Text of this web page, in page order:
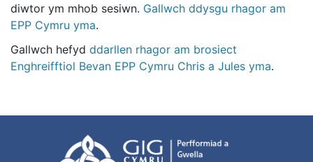
diwtor ym mhob sesiwn. Gallwch ddysgu rhagor am
EPP Cymru yma.
Gallwch hefyd ddarllen rhagor am brosiect
Enghreifftiol Bevan EPP Cymru Chris a Jules yma.